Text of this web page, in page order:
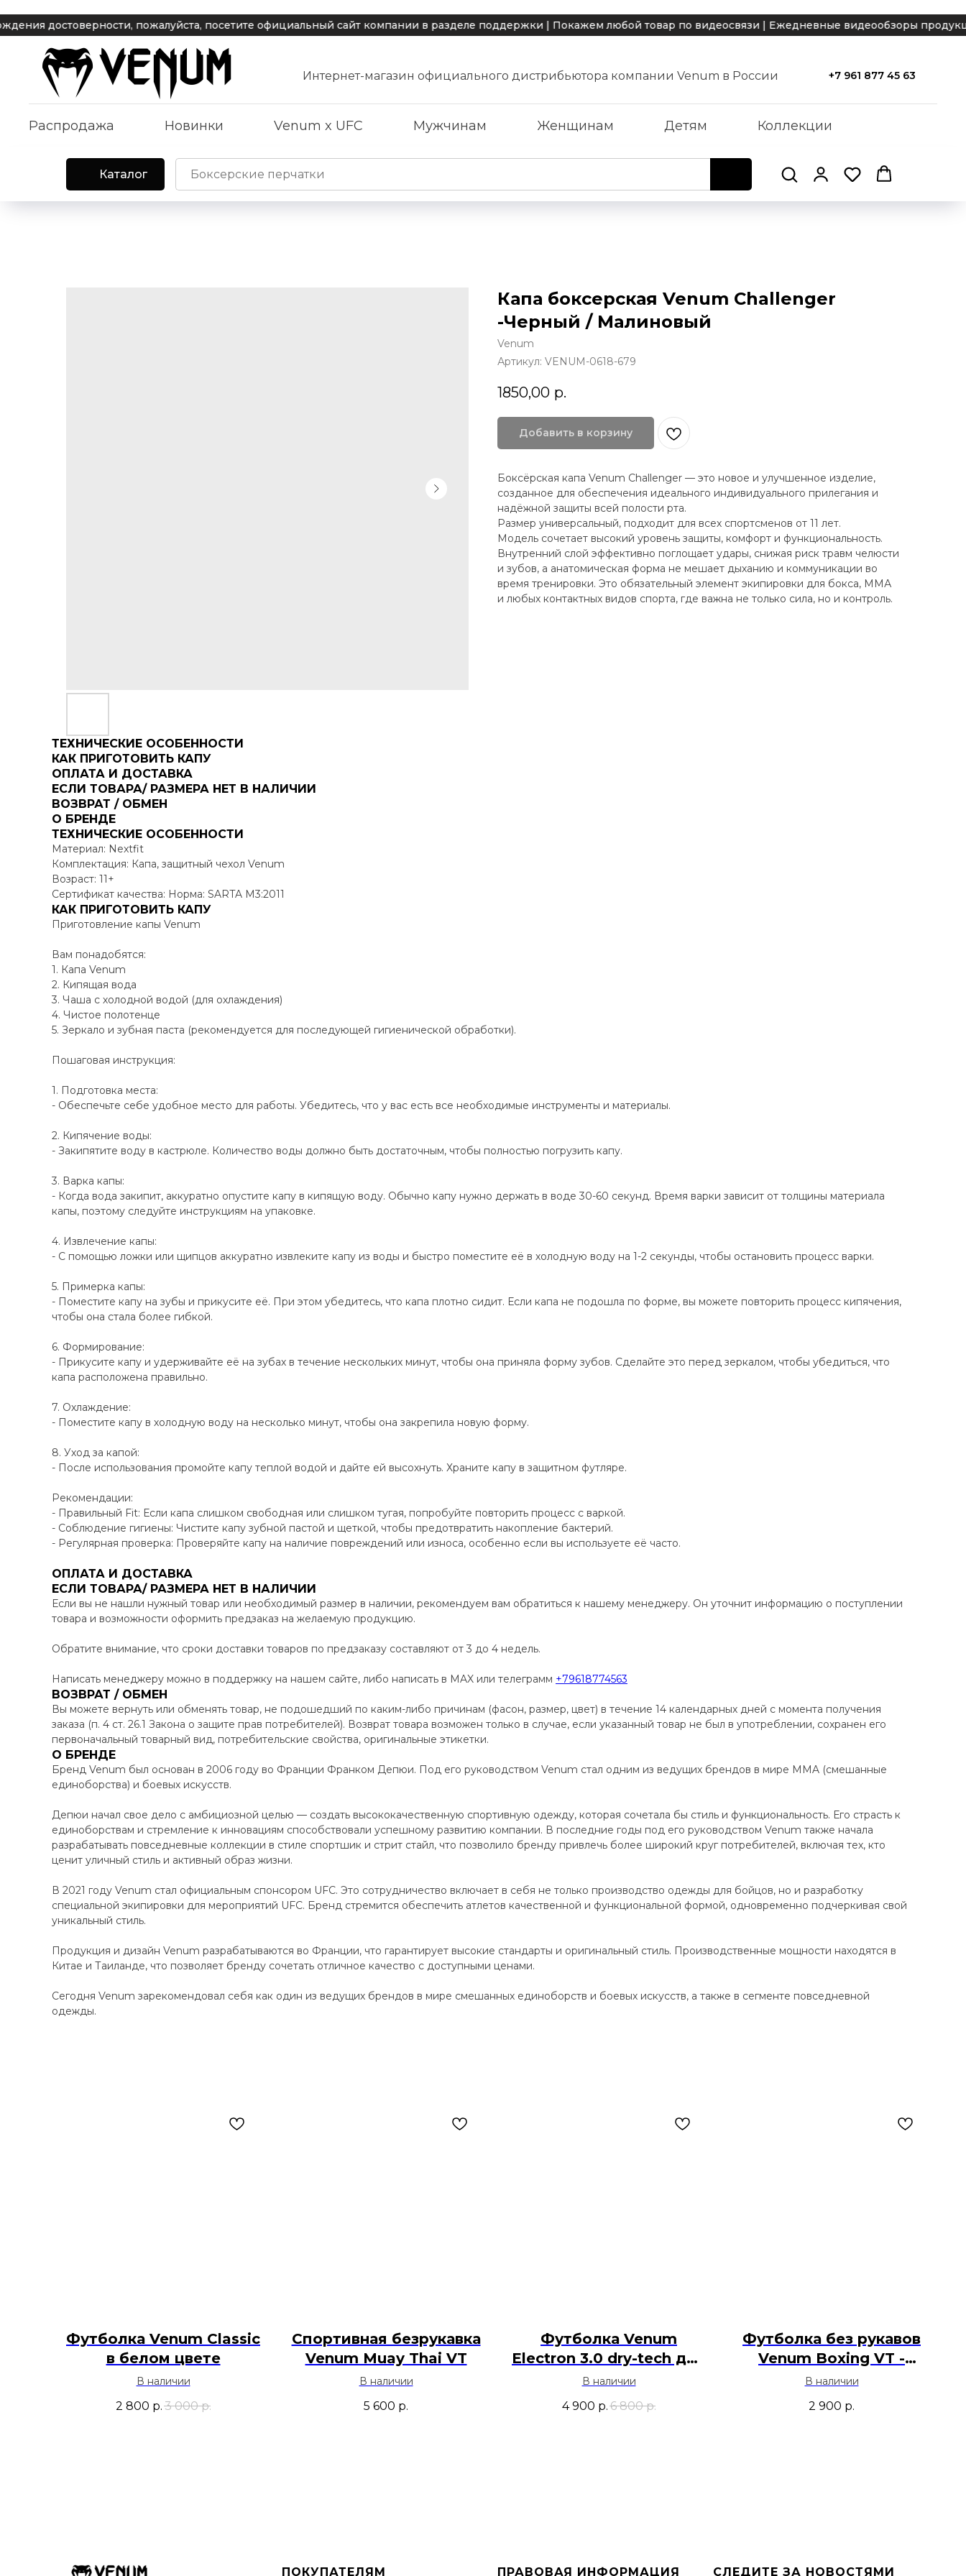
пожалуйста, посетите официальный сайт компании в разделе поддержки | Покажем любой товар по видеосвязи | Ежедневные видеообзоры продукции
Интернет-магазин официального дистрибьютора компании Venum в России +7 961 877 45 63
Распродажа Новинки Venum x UFC Мужчинам Женщинам Детям Коллекции
Каталог
Капа боксерская Venum Challenger
-Черный / Малиновый
Venum
Артикул: VENUM-0618-679
1850,00 р.
Добавить в корзину
Боксёрская капа Venum Challenger — это новое и улучшенное изделие,
созданное для обеспечения идеального индивидуального прилегания и
надёжной защиты всей полости рта.
Размер универсальный, подходит для всех спортсменов от 11 лет.
Модель сочетает высокий уровень защиты, комфорт и функциональность.
Внутренний слой эффективно поглощает удары, снижая риск травм челюсти
и зубов, а анатомическая форма не мешает дыханию и коммуникации во
время тренировки. Это обязательный элемент экипировки для бокса, ММА
и любых контактных видов спорта, где важна не только сила, но и контроль.
ТЕХНИЧЕСКИЕ ОСОБЕННОСТИ
КАК ПРИГОТОВИТЬ КАПУ
ОПЛАТА И ДОСТАВКА
ЕСЛИ ТОВАРА/ РАЗМЕРА НЕТ В НАЛИЧИИ
ВОЗВРАТ / ОБМЕН
О БРЕНДЕ
ТЕХНИЧЕСКИЕ ОСОБЕННОСТИ
Материал: Nextfit
Комплектация: Капа, защитный чехол Venum
Возраст: 11+
Сертификат качества: Норма: SARTA M3:2011
КАК ПРИГОТОВИТЬ КАПУ
Приготовление капы Venum
Вам понадобятся:
1. Капа Venum
2. Кипящая вода
3. Чаша с холодной водой (для охлаждения)
4. Чистое полотенце
5. Зеркало и зубная паста (рекомендуется для последующей гигиенической обработки).
Пошаговая инструкция:
1. Подготовка места:
- Обеспечьте себе удобное место для работы. Убедитесь, что у вас есть все необходимые инструменты и материалы.
2. Кипячение воды:
- Закипятите воду в кастрюле. Количество воды должно быть достаточным, чтобы полностью погрузить капу.
3. Варка капы:
- Когда вода закипит, аккуратно опустите капу в кипящую воду. Обычно капу нужно держать в воде 30-60 секунд. Время варки зависит от толщины материала
капы, поэтому следуйте инструкциям на упаковке.
4. Извлечение капы:
- С помощью ложки или щипцов аккуратно извлеките капу из воды и быстро поместите её в холодную воду на 1-2 секунды, чтобы остановить процесс варки.
5. Примерка капы:
- Поместите капу на зубы и прикусите её. При этом убедитесь, что капа плотно сидит. Если капа не подошла по форме, вы можете повторить процесс кипячения,
чтобы она стала более гибкой.
6. Формирование:
- Прикусите капу и удерживайте её на зубах в течение нескольких минут, чтобы она приняла форму зубов. Сделайте это перед зеркалом, чтобы убедиться, что
капа расположена правильно.
7. Охлаждение:
- Поместите капу в холодную воду на несколько минут, чтобы она закрепила новую форму.
8. Уход за капой:
- После использования промойте капу теплой водой и дайте ей высохнуть. Храните капу в защитном футляре.
Рекомендации:
- Правильный Fit: Если капа слишком свободная или слишком тугая, попробуйте повторить процесс с варкой.
- Соблюдение гигиены: Чистите капу зубной пастой и щеткой, чтобы предотвратить накопление бактерий.
- Регулярная проверка: Проверяйте капу на наличие повреждений или износа, особенно если вы используете её часто.
ОПЛАТА И ДОСТАВКА
ЕСЛИ ТОВАРА/ РАЗМЕРА НЕТ В НАЛИЧИИ
Если вы не нашли нужный товар или необходимый размер в наличии, рекомендуем вам обратиться к нашему менеджеру. Он уточнит информацию о поступлении
товара и возможности оформить предзаказ на желаемую продукцию.
Обратите внимание, что сроки доставки товаров по предзаказу составляют от 3 до 4 недель.
Написать менеджеру можно в поддержку на нашем сайте, либо написать в MAX или телеграмм +79618774563
ВОЗВРАТ / ОБМЕН
Вы можете вернуть или обменять товар, не подошедший по каким-либо причинам (фасон, размер, цвет) в течение 14 календарных дней с момента получения
заказа (п. 4 ст. 26.1 Закона о защите прав потребителей). Возврат товара возможен только в случае, если указанный товар не был в употреблении, сохранен его
первоначальный товарный вид, потребительские свойства, оригинальные этикетки.
О БРЕНДЕ
Бренд Venum был основан в 2006 году во Франции Франком Депюи. Под его руководством Venum стал одним из ведущих брендов в мире MMA (смешанные
единоборства) и боевых искусств.
Депюи начал свое дело с амбициозной целью — создать высококачественную спортивную одежду, которая сочетала бы стиль и функциональность. Его страсть к
единоборствам и стремление к инновациям способствовали успешному развитию компании. В последние годы под его руководством Venum также начала
разрабатывать повседневные коллекции в стиле спортшик и стрит стайл, что позволило бренду привлечь более широкий круг потребителей, включая тех, кто
ценит уличный стиль и активный образ жизни.
В 2021 году Venum стал официальным спонсором UFC. Это сотрудничество включает в себя не только производство одежды для бойцов, но и разработку
специальной экипировки для мероприятий UFC. Бренд стремится обеспечить атлетов качественной и функциональной формой, одновременно подчеркивая свой
уникальный стиль.
Продукция и дизайн Venum разрабатываются во Франции, что гарантирует высокие стандарты и оригинальный стиль. Производственные мощности находятся в
Китае и Таиланде, что позволяет бренду сочетать отличное качество с доступными ценами.
Сегодня Venum зарекомендовал себя как один из ведущих брендов в мире смешанных единоборств и боевых искусств, а также в сегменте повседневной
одежды.
Футболка Venum Classic
в белом цвете
В наличии
2 800 р.3 000 р.
Спортивная безрукавка
Venum Muay Thai VT
В наличии
5 600 р.
Футболка Venum
Electron 3.0 dry-tech для
тренировок - Песок
В наличии
4 900 р.6 800 р.
Футболка без рукавов
Venum Boxing VT -
Черный
В наличии
2 900 р.
ПОКУПАТЕЛЯМ ПРАВОВАЯ ИНФОРМАЦИЯ СЛЕДИТЕ ЗА НОВОСТЯМИ